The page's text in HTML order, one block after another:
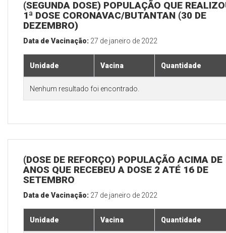
(SEGUNDA DOSE) POPULAÇÃO QUE
1ª DOSE CORONAVAC/BUTANTAN (30 DE
DEZEMBRO)
Data de Vacinação: 27 de janeiro de 2022
Unidade Vacina Quantidade
Nenhum resultado foi encontrado.
(DOSE DE REFORÇO) POPULAÇÃO ACIMA DE
ANOS QUE RECEBEU A DOSE 2 ATÉ 16 DE
SETEMBRO
Data de Vacinação: 27 de janeiro de 2022
Unidade Vacina Quantidade